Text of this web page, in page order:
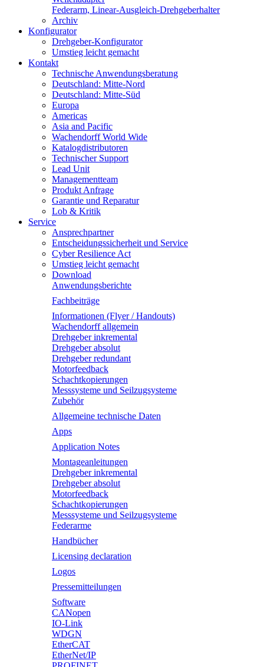
Federarm, Linear-Ausgleich-Drehgeberhalter
Archiv
Konfigurator
Drehgeber-Konfigurator
Umstieg leicht gemacht
Kontakt
Technische Anwendungsberatung
Deutschland: Mitte-Nord
Deutschland: Mitte-Süd
Europa
Americas
Asia and Pacific
Wachendorff World Wide
Katalogdistributoren
Technischer Support
Lead Unit
Managementteam
Produkt Anfrage
Garantie und Reparatur
Lob & Kritik
Service
Ansprechpartner
Entscheidungssicherheit und Service
Cyber Resilience Act
Umstieg leicht gemacht
Download
Anwendungsberichte
Fachbeiträge
Informationen (Flyer / Handouts)
Wachendorff allgemein
Drehgeber inkremental
Drehgeber absolut
Drehgeber redundant
Motorfeedback
Schachtkopierungen
Messsysteme und Seilzugsysteme
Zubehör
Allgemeine technische Daten
Apps
Application Notes
Montageanleitungen
Drehgeber inkremental
Drehgeber absolut
Motorfeedback
Schachtkopierungen
Messsysteme und Seilzugsysteme
Federarme
Handbücher
Licensing declaration
Logos
Pressemitteilungen
Software
CANopen
IO-Link
WDGN
EtherCAT
EtherNet/IP